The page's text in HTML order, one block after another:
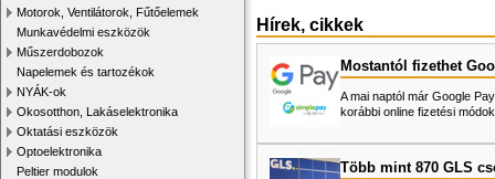
Motorok, Ventilátorok, Fűtőelemek
Munkavédelmi eszközök
Műszerdobozok
Napelemek és tartozékok
NYÁK-ok
Okosotthon, Lakáselektronika
Oktatási eszközök
Optoelektronika
Peltier modulok
Hírek, cikkek
Mostantól fizethet
A mai naptól már Google
korábbi online fizetési
Több mint 870 GLS